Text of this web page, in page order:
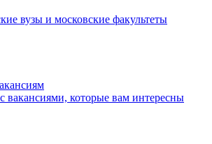
вузы и московские факультеты
вакансиями, которые вам интересны